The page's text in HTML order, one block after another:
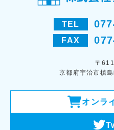
TEL
FAX
〒
京都府宇治市槙
オンラ